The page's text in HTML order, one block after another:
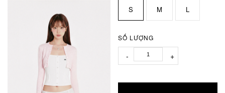
S M L
SỐ LƯỢNG
- +